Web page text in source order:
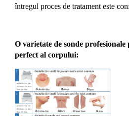
întregul proces de tratament este
O varietate de sonde
perfect al corpului: